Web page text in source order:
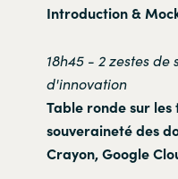
Introduction &
18h45 - 2 zestes
d'innovation
Table ronde sur
souveraineté des
Crayon, Google